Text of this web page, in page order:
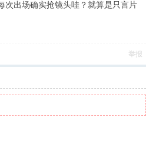
次出场确实抢镜头哇？就算是只言片
举报